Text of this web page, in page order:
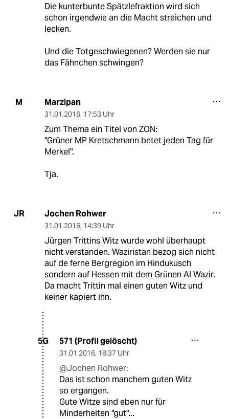
Die kunterbunte Spätzlefraktion wird sich
schon irgendwie an die Macht streichen und
lecken.
Und die Totgeschwiegenen? Werden sie nur
das Fähnchen schwingen?
M Marzipan
31.01.2016, 17:53 Uhr
Zum Thema ein Titel von ZON:
"Grüner MP Kretschmann betet jeden Tag für
Merkel".
Tja.
JR Jochen Rohwer
31.01.2016, 14:39 Uhr
Jürgen Trittins Witz wurde wohl überhaupt
nicht verstanden. Waziristan bezog sich nicht
auf de ferne Bergregion im Hindukusch
sondern auf Hessen mit dem Grünen Al Wazir.
Da macht Trittin mal einen guten Witz und
keiner kapiert ihn.
5G 571 (Profil gelöscht)
31.01.2016, 18:37 Uhr
@Jochen Rohwer:
Das ist schon manchem guten Witz
so ergangen.
Gute Witze sind eben nur für
Minderheiten "gut"...